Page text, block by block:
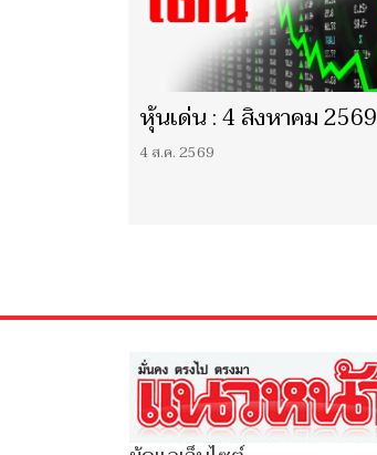
หุ้นเด่น : 4 สิงหาคม 2569
4 ส.ค. 2569